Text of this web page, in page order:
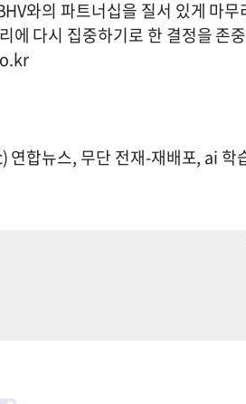
와의 파트너십을 질서 있게 마
에 다시 집중하기로 한 결정을 존
연합뉴스, 무단 전재-재배포, ai 학